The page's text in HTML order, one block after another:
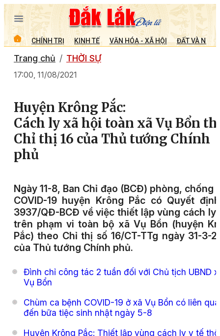
CHÍNH TRỊ KINH TẾ VĂN HÓA - XÃ HỘI ĐẤT VÀ
Trang chủ THỜI SỰ
17:00, 11/08/2021
Huyện Krông Pắc:
Cách ly xã hội toàn xã Vụ Bổn
Chỉ thị 16 của Thủ tướng Chính
phủ
Ngày 11-8, Ban Chỉ đạo (BCĐ) phòng, chống
COVID-19 huyện Krông Pắc có Quyết
3937/QĐ-BCĐ về việc thiết lập vùng cách ly
trên phạm vi toàn bộ xã Vụ Bổn (huyện
Pắc) theo Chỉ thị số 16/CT-TTg ngày 31-3-
của Thủ tướng Chính phủ.
Đình chỉ công tác 2 tuần đối với Chủ tịch UBND
Vụ Bổn
Chùm ca bệnh COVID-19 ở xã Vụ Bổn có liên
đến bữa tiệc sinh nhật ngày 5-8
Huyện Krông Pắc: Thiết lập vùng cách ly y tế